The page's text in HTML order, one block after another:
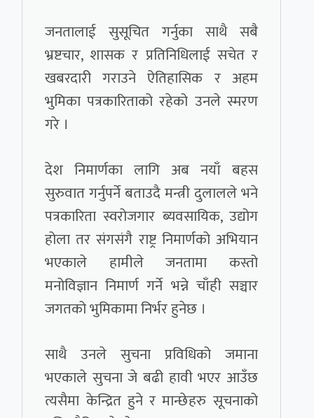
जनतालाई सुसूचित गर्नुका साथै सबै
भ्रष्टचार, शासक र प्रतिनिधिलाई सचेत र
खबरदारी गराउने ऐतिहासिक र अहम
भुमिका पत्रकारिताको रहेको उनले स्मरण
गरे ।
देश निमार्णका लागि अब नयाँ बहस
सुरुवात गर्नुपर्ने बताउदै मन्त्री दुलालले भने
पत्रकारिता स्वरोजगार ब्यवसायिक, उद्योग
होला तर संगसंगै राष्ट्र निमार्णको अभियान
भएकाले हामीले जनतामा कस्तो
मनोविज्ञान निमार्ण गर्ने भन्ने चाँही सञ्चार
जगतको भुमिकामा निर्भर हुनेछ ।
साथै उनले सुचना प्रविधिको जमाना
भएकाले सुचना जे बढी हावी भएर आउँछ
त्यसैमा केन्द्रित हुने र मान्छेहरु सूचनाको